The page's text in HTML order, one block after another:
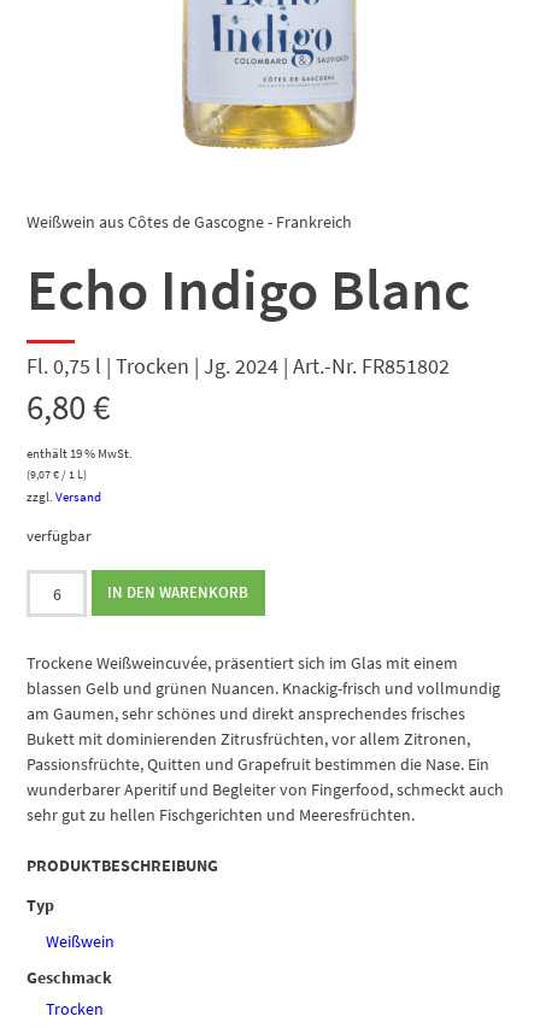
Weißwein aus Côtes de Gascogne - Frankreich
Echo Indigo Blanc
Fl. 0,75 l | Trocken | Jg. 2024 | Art.-Nr. FR851802
6,80€
enthält 19 % MwSt.
(9,07€/ 1 L)
zzgl.Versand
verfügbar
Echo
Indigo
Menge
IN DEN WARENKORB
Trockene Weißweincuvée, präsentiert sich im Glas mit einem
blassen Gelb und grünen Nuancen. Knackig-frisch und vollmundig
am Gaumen, sehr schönes und direkt ansprechendes frisches
Bukett mit dominierenden Zitrusfrüchten, vor allem Zitronen,
Passionsfrüchte, Quitten und Grapefruit bestimmen die Nase. Ein
wunderbarer Aperitif und Begleiter von Fingerfood, schmeckt auch
sehr gut zu hellen Fischgerichten und Meeresfrüchten.
PRODUKTBESCHREIBUNG
Typ
Weißwein
Geschmack
Trocken